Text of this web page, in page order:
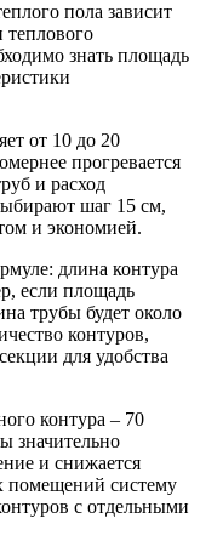
пола зависит
знать площадь
от 10 до 20
прогревается
и расход
шаг 15 см,
и экономией.
длина контура
если площадь
трубы будет около
контуров,
для удобства
контура – 70
значительно
и снижается
помещений систему
с отдельными